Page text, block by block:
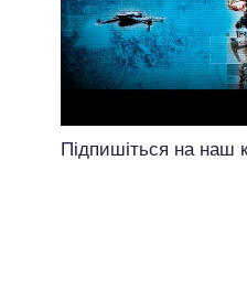
Підпишіться на наш